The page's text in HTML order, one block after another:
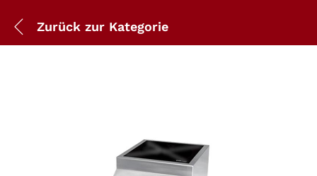
Zurück zur Kategorie